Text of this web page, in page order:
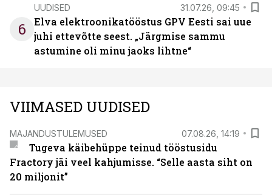
6
UUDISED 31.07.26, 09:45
Elva elektroonikatööstus GPV Eesti sai uue
juhi ettevõtte seest. „Järgmise sammu
astumine oli minu jaoks lihtne“
VIIMASED UUDISED
MAJANDUSTULEMUSED 07.08.26, 14:19
Tugeva käibehüppe teinud tööstusidu
Fractory jäi veel kahjumisse. “Selle aasta siht on
20 miljonit”